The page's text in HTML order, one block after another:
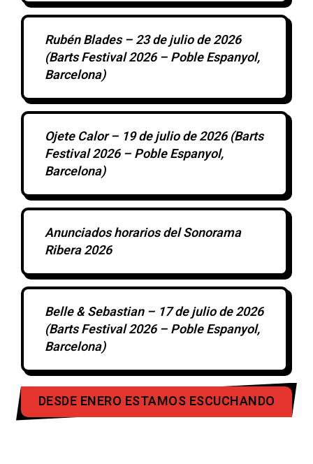
Rubén Blades – 23 de julio de 2026
(Barts Festival 2026 – Poble Espanyol,
Barcelona)
Ojete Calor – 19 de julio de 2026 (Barts
Festival 2026 – Poble Espanyol,
Barcelona)
Anunciados horarios del Sonorama
Ribera 2026
Belle & Sebastian – 17 de julio de 2026
(Barts Festival 2026 – Poble Espanyol,
Barcelona)
DESDE ENERO ESTAMOS ESCUCHANDO